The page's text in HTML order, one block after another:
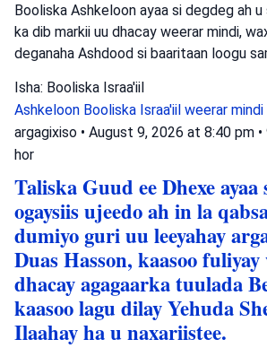
Booliska Ashkeloon ayaa si degdeg ah
ka dib markii uu dhacay weerar mindi,
deganaha Ashdood si baaritaan loogu
Isha: Booliska Israa'iil
Ashkeloon Booliska Israa'iil weerar mindi
argagixiso • August 9, 2026 at 8:40 pm •
hor
Taliska Guud ee Dhexe ayaa
ogaysiis ujeedo ah in la
dumiyo guri uu leeyahay
Duas Hasson, kaasoo
dhacay agagaarka tuulada
kaasoo lagu dilay Yehuda
Ilaahay ha u naxariistee.